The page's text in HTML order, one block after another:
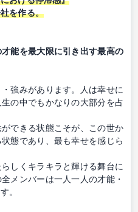
を作る。
能を最大限に引き出す最高の
強みがあります。人は幸せに
の中でもかなりの大部分を占
できる状態こそが、この世か
態であり、最も幸せを感じら
しくキラキラと輝ける舞台に
メンバーは一人一人の才能・
。